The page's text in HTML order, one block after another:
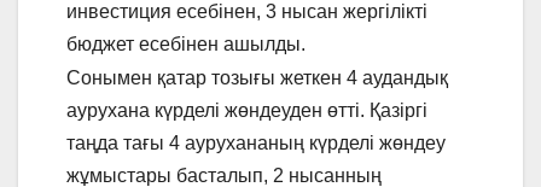
инвестиция есебінен, 3 нысан жергілікті
бюджет есебінен ашылды.
Сонымен қатар тозығы жеткен 4 аудандық
аурухана күрделі жөндеуден өтті. Қазіргі
таңда тағы 4 аурухананың күрделі жөндеу
жұмыстары басталып, 2 нысанның